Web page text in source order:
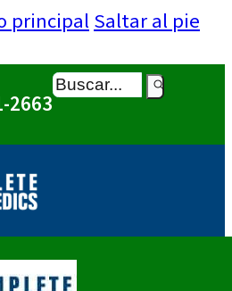
principal Saltar al pie
2663
Buscar